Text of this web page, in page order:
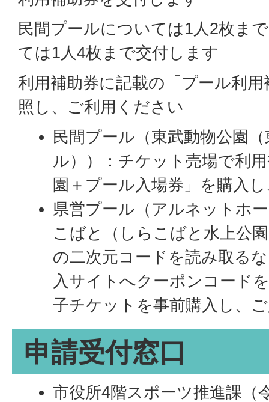
民間プールについては1人2枚ま
ては1人4枚まで交付します
利用補助券に記載の「プール利
照し、ご利用ください
民間プール（東武動物公園
ル））：チケット売場で利
園＋プール入場券」を購入
県営プール（アルネットホ
こばと（しらこばと水上公
の二次元コードを読み取る
入サイトへクーポンコード
子チケットを事前購入し、
申請受付窓口
市役所4階スポーツ推進課（